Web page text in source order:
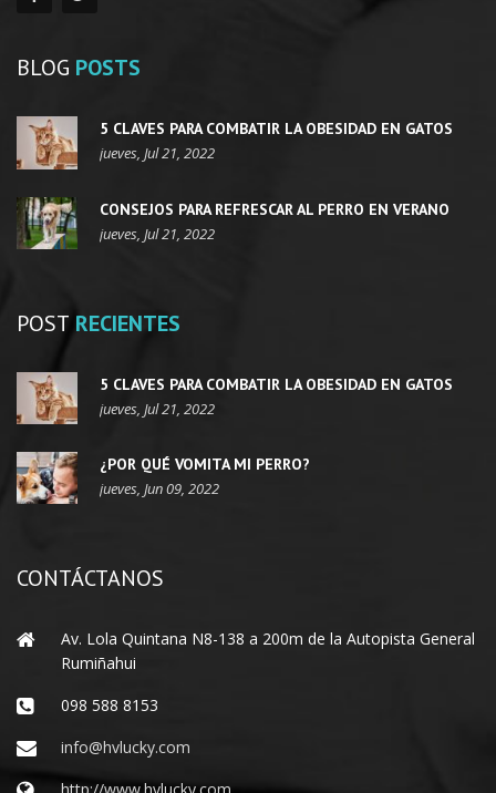
BLOG POSTS
5 CLAVES PARA COMBATIR LA OBESIDAD EN GATOS
jueves, Jul 21, 2022
CONSEJOS PARA REFRESCAR AL PERRO EN VERANO
jueves, Jul 21, 2022
POST RECIENTES
5 CLAVES PARA COMBATIR LA OBESIDAD EN GATOS
jueves, Jul 21, 2022
¿POR QUÉ VOMITA MI PERRO?
jueves, Jun 09, 2022
CONTÁCTANOS
Av. Lola Quintana N8-138 a 200m de la Autopista General
Rumiñahui
098 588 8153
info@hvlucky.com